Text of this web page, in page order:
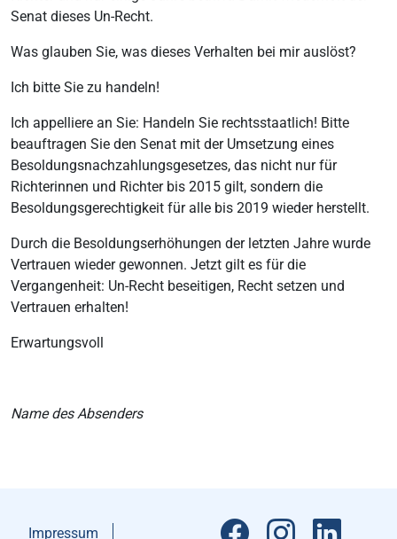
Senat dieses Un-Recht.
Was glauben Sie, was dieses Verhalten bei mir auslöst?
Ich bitte Sie zu handeln!
Ich appelliere an Sie: Handeln Sie rechtsstaatlich! Bitte
beauftragen Sie den Senat mit der Umsetzung eines
Besoldungsnachzahlungsgesetzes, das nicht nur für
Richterinnen und Richter bis 2015 gilt, sondern die
Besoldungsgerechtigkeit für alle bis 2019 wieder herstellt.
Durch die Besoldungserhöhungen der letzten Jahre wurde
Vertrauen wieder gewonnen. Jetzt gilt es für die
Vergangenheit: Un-Recht beseitigen, Recht setzen und
Vertrauen erhalten!
Erwartungsvoll
Name des Absenders
Impressum